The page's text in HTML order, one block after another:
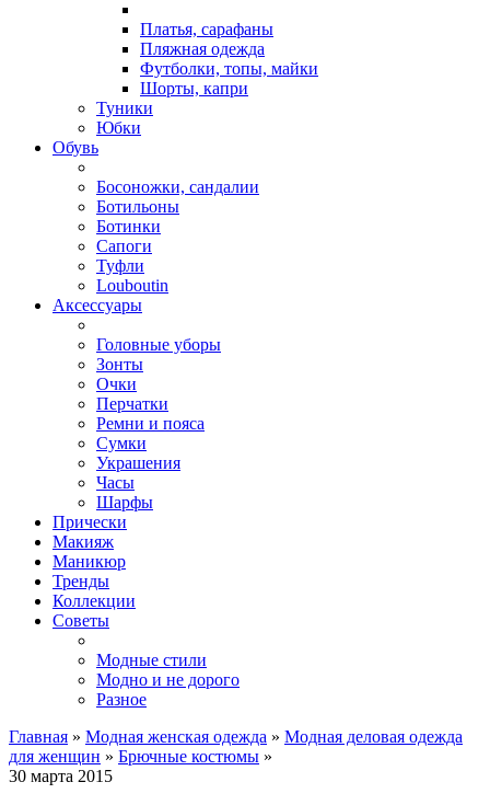
Платья, сарафаны
Пляжная одежда
Футболки, топы, майки
Шорты, капри
Туники
Юбки
Обувь
Босоножки, сандалии
Ботильоны
Ботинки
Сапоги
Туфли
Louboutin
Аксессуары
Головные уборы
Зонты
Очки
Перчатки
Ремни и пояса
Сумки
Украшения
Часы
Шарфы
Прически
Макияж
Маникюр
Тренды
Коллекции
Советы
Модные стили
Модно и не дорого
Разное
Главная » Модная женская одежда » Модная деловая одежда
для женщин » Брючные костюмы »
30 марта 2015